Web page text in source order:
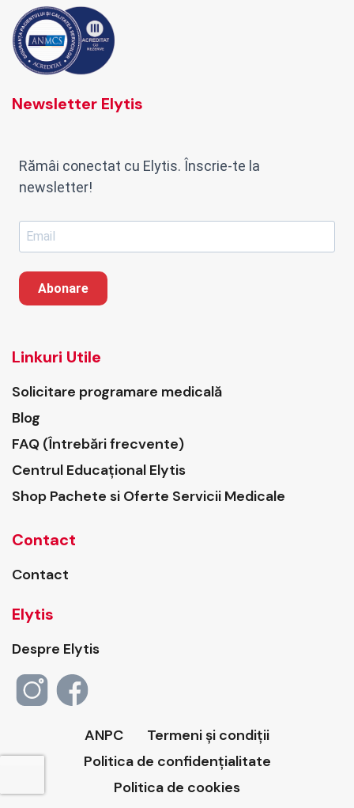
Newsletter Elytis
Rămâi conectat cu Elytis. Înscrie-te la
newsletter!
Abonare
Linkuri Utile
Solicitare programare medicală
Blog
FAQ (Întrebări frecvente)
Centrul Educațional Elytis
Shop Pachete si Oferte Servicii Medicale
Contact
Contact
Elytis
Despre Elytis
ANPC
Termeni și condiții
Politica de confidențialitate
Politica de cookies